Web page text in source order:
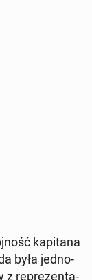
ka­pi­ta­na
była jed­no­
z re­pre­zen­ta­